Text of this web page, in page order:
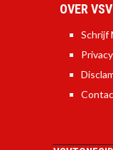
OVER
Schrijf